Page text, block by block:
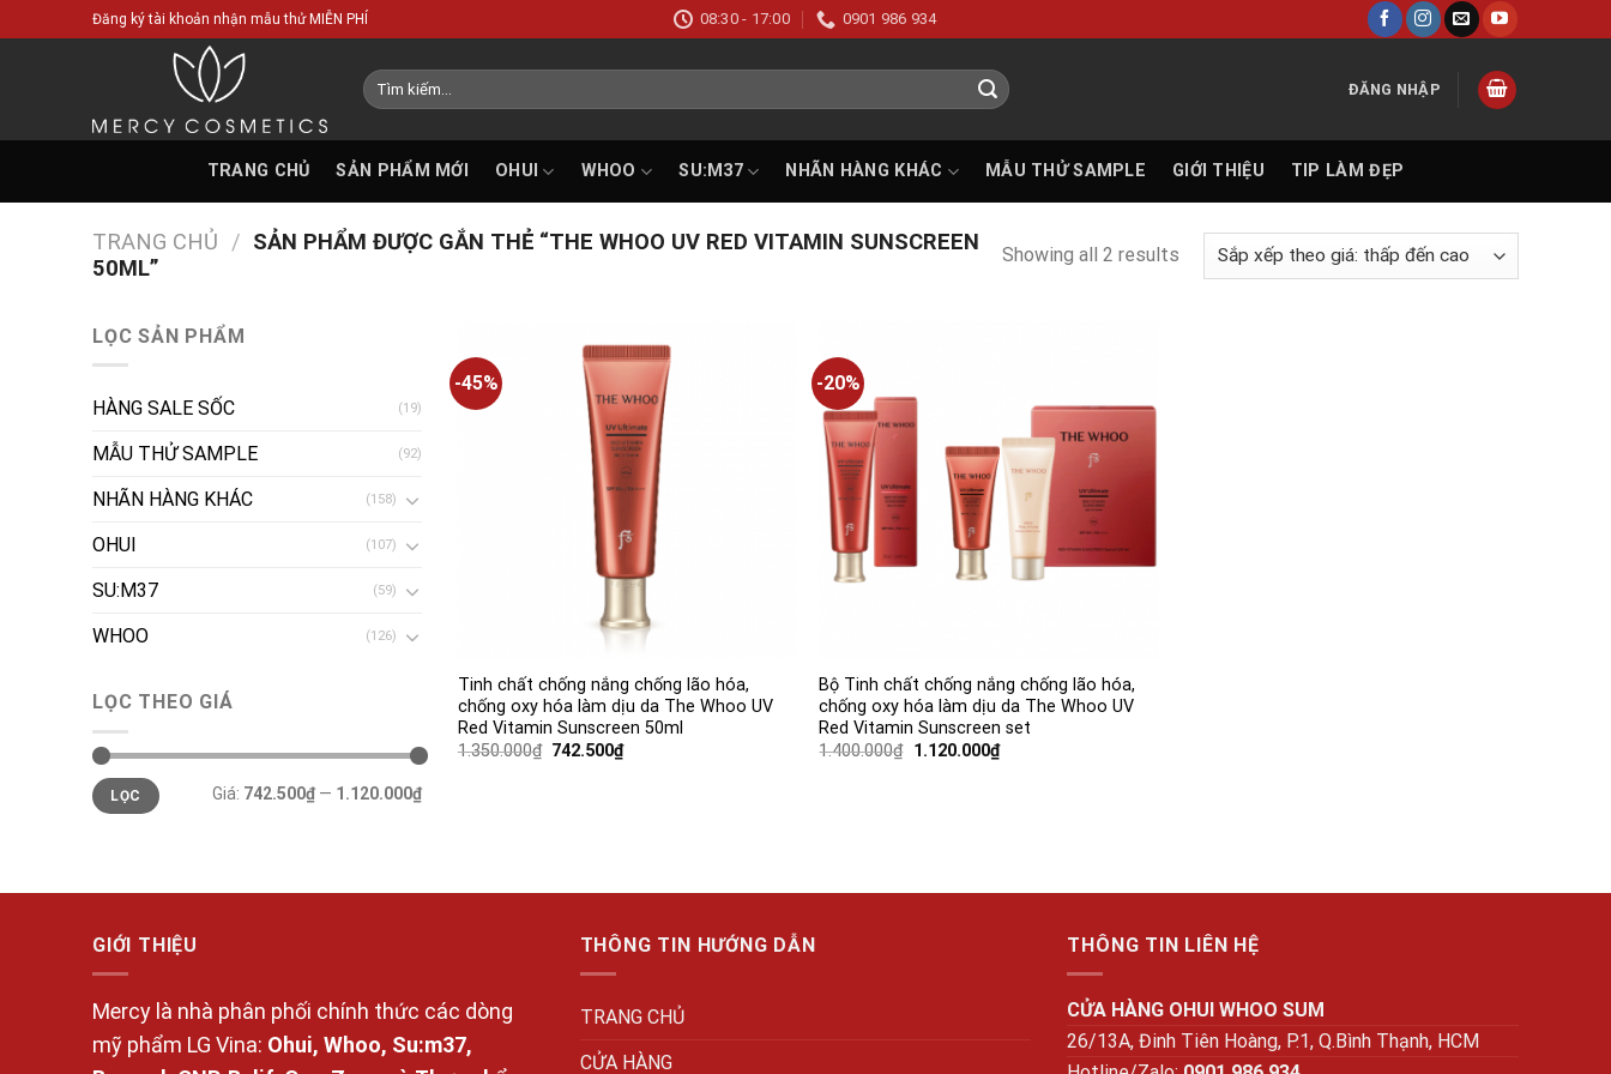
to
Đăng ký tài khoản nhận mẫu thử MIỄN PHÍ 08:30 - 17:00 0901 986 934
Tìm
kiếm:
ĐĂNG NHẬP
TRANG CHỦ SẢN PHẨM MỚI OHUI WHOO SU:M37 NHÃN HÀNG KHÁC MẪU THỬ SAMPLE GIỚI THIỆU TIP LÀM ĐẸP
TRANG CHỦ / SẢN PHẨM ĐƯỢC GẮN THẺ “THE WHOO UV RED VITAMIN SUNSCREEN
50ML”
Showing all 2 results
LỌC SẢN PHẨM
HÀNG SALE SỐC (19)
MẪU THỬ SAMPLE (92)
NHÃN HÀNG KHÁC (158)
OHUI (107)
SU:M37 (59)
WHOO (126)
LỌC THEO GIÁ
Giá
tối
thiểu
Giá
tối
đa
LỌC Giá: 742.500₫ — 1.120.000₫
-45%
Tinh chất chống nắng chống lão hóa,
chống oxy hóa làm dịu da The Whoo UV
Red Vitamin Sunscreen 50ml
1.350.000₫ Giá
742.500₫Giá
hiện
-20%
Add to
wishlist
Bộ Tinh chất chống nắng chống lão hóa,
chống oxy hóa làm dịu da The Whoo UV
Red Vitamin Sunscreen set
1.400.000₫ Giá
1.120.000₫Giá
hiện
GIỚI THIỆU
Mercy là nhà phân phối chính thức các dòng
mỹ phẩm LG Vina: Ohui, Whoo, Su:m37,
THÔNG TIN HƯỚNG DẪN
TRANG CHỦ
CỬA HÀNG
THÔNG TIN LIÊN HỆ
CỬA HÀNG OHUI WHOO SUM
26/13A, Đinh Tiên Hoàng, P.1, Q.Bình Thạnh, HCM